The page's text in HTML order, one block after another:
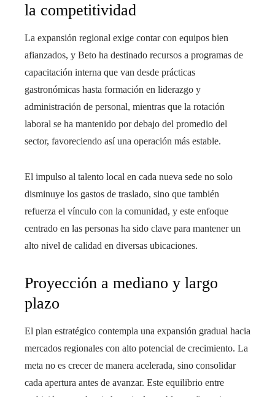
la competitividad
La expansión regional exige contar con equipos bien
afianzados, y Beto ha destinado recursos a programas de
capacitación interna que van desde prácticas
gastronómicas hasta formación en liderazgo y
administración de personal, mientras que la rotación
laboral se ha mantenido por debajo del promedio del
sector, favoreciendo así una operación más estable.
El impulso al talento local en cada nueva sede no solo
disminuye los gastos de traslado, sino que también
refuerza el vínculo con la comunidad, y este enfoque
centrado en las personas ha sido clave para mantener un
alto nivel de calidad en diversas ubicaciones.
Proyección a mediano y largo
plazo
El plan estratégico contempla una expansión gradual hacia
mercados regionales con alto potencial de crecimiento. La
meta no es crecer de manera acelerada, sino consolidar
cada apertura antes de avanzar. Este equilibrio entre